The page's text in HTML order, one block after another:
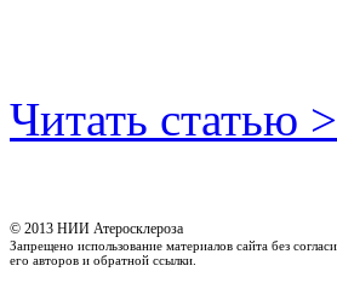
Читать статью
© 2013 НИИ Атеросклероза
Запрещено использование материалов сайта без
его авторов и обратной ссылки.